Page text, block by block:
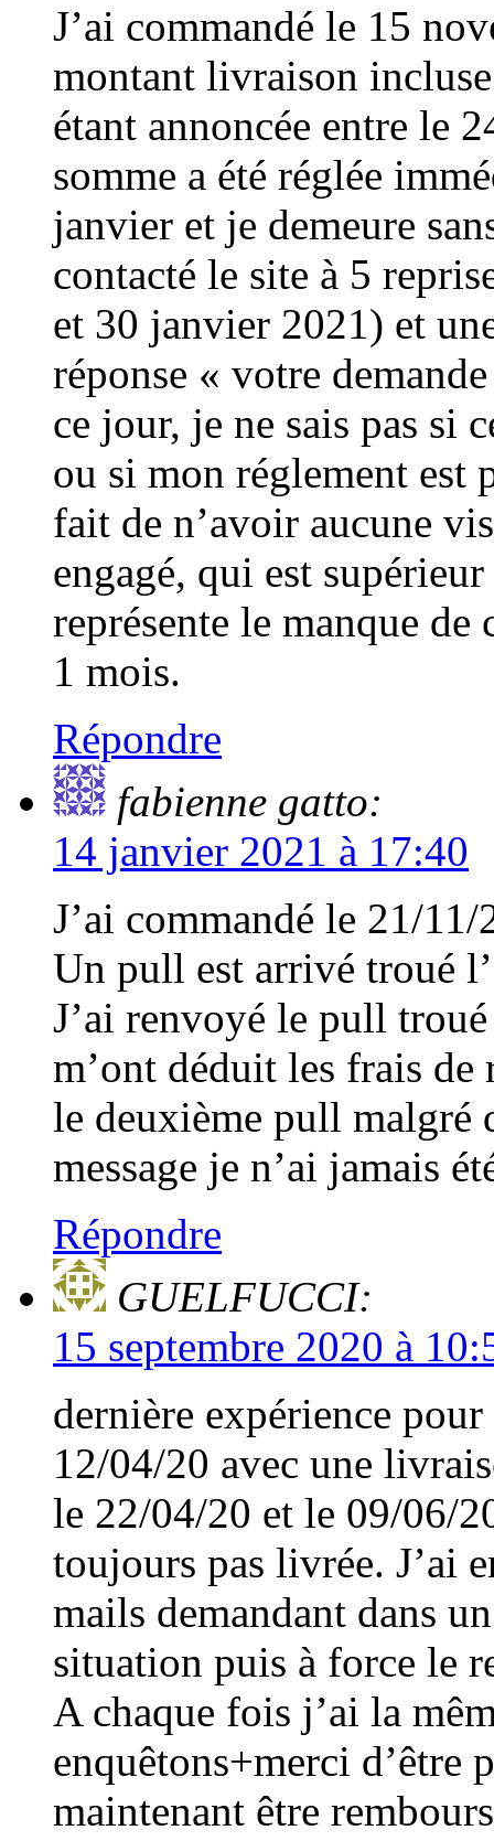
J’ai commandé le 15
montant livraison
étant annoncée entre le
somme a été réglée
janvier et je demeure
contacté le site à 5
et 30 janvier 2021) et
réponse « votre
ce jour, je ne sais pas si
ou si mon réglement est
fait de n’avoir aucune
engagé, qui est
représente le manque
1 mois.
Répondre
fabienne gatto:
14 janvier 2021 à 17:40
J’ai commandé le 21/
Un pull est arrivé troué
J’ai renvoyé le pull
m’ont déduit les frais
le deuxième pull malgré
message je n’ai jamais
Répondre
GUELFUCCI:
15 septembre 2020 à
dernière expérience
12/04/20 avec une
le 22/04/20 et le 09/06/
toujours pas livrée. J’ai
mails demandant dans
situation puis à force le
A chaque fois j’ai la
enquêtons+merci d’être
maintenant être